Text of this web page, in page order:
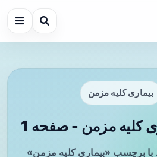
بیماری کلیه مزمن
کلیه مزمن - صفحه 1
با برچسب «بیماری کلیه مزمن»